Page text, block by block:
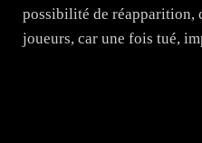
possibilité de réapparition,
joueurs, car une fois tué,